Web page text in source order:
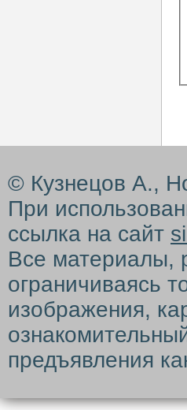
© Кузнецов А.,
При
ссылка на сайт
Все материалы,
ограничиваясь
изображения,
предъявления